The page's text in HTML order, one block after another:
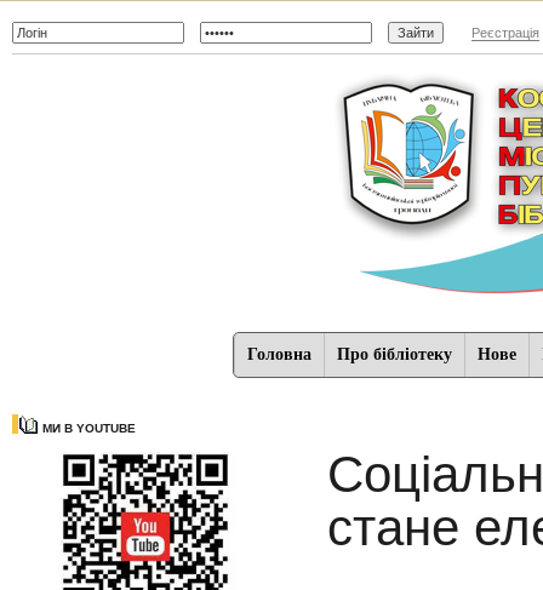
Реєстрація
Головна Про бібліотеку Нове
МИ В YOUTUBE
стане